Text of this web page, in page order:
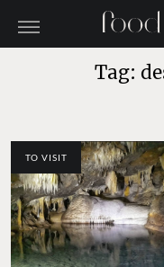
Tag:
TO VISIT